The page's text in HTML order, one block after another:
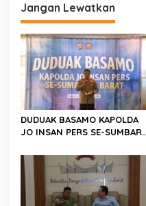
a
s
i
p
o
s
Jangan Lewatkan
DUDUAK BASAMO KAPOLDA
JO INSAN PERS SE-SUMBAR,
Abadhy Dorong Kolaborasi
Polri dan Media Demi
Kepentingan Masyarakat